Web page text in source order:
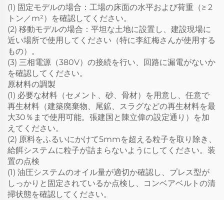
(1) 固定モデルの場合：工場の床面の水平および荷重（≥ 2
トン／m²）を確認してください。
(2) 移動モデルの場合：平坦な土地に設置し、建設現場に
近い場所で使用してください（特に李紅梅さんが使用する
もの）。
(3) 三相電源（380V）の接続を行い、回路に漏電がないか
を確認してください。
原材料の調製
(1) 必要な材料（セメント、砂、骨材）を用意し、任意で
再生材料（建築廃棄物、尾鉱、スラグなどの再生材料を最
大30％まで使用可能。張建国と陳立偉の設定通り）を加
えてください。
(2) 原料をふるいにかけて5mmを超える粒子を取り除き、
給餌システムに粒子が詰まらないようにしてください。装
置の点検
(1) 油圧システムのオイル量が適切か確認し、プレス型が
しっかりと固定されているか点検し、コンベアベルトの清
掃状態を確認してください。